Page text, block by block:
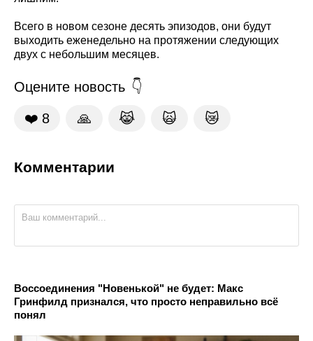
Всего в новом сезоне десять эпизодов, они будут
выходить еженедельно на протяжении следующих
двух с небольшим месяцев.
Оцените новость
❤️ 8 🙏 😹 🙀 😿
Комментарии
Воссоединения "Новенькой" не будет: Макс
Гринфилд признался, что просто неправильно всё
понял